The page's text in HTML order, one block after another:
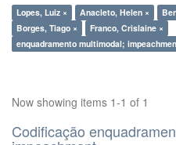
Lopes, Luiz × Anacleto, Helen ×
Borges, Tiago ×
Franco, Crislaine ×
enquadramento multimodal;
Now showing items 1-1 of 1
Codificação